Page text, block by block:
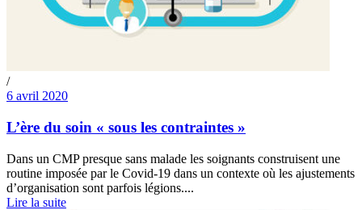
/
6 avril 2020
L’ère du soin « sous les contraintes »
Dans un CMP presque sans malade les soignants construisent une
routine imposée par le Covid-19 dans un contexte où les ajustements
d’organisation sont parfois légions....
Lire la suite